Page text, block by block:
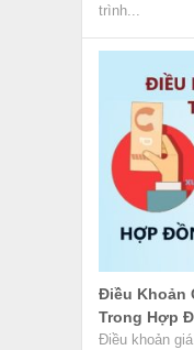
trình...
Điều Khoản
Trong Hợp
Điều khoản